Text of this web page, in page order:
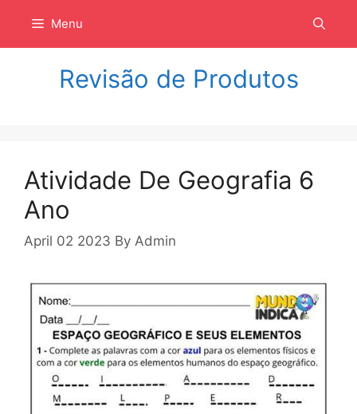
isi
Menu
Revisão de Produtos
Atividade De Geografia 6
Ano
April 02 2023 By Admin